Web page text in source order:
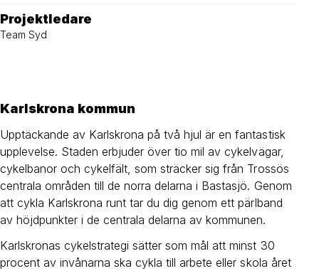
Projektledare
Team Syd
Karlskrona kommun
Upptäckande av Karlskrona på två hjul är en fantastisk
upplevelse. Staden erbjuder över tio mil av cykelvägar,
cykelbanor och cykelfält, som sträcker sig från Trossös
centrala områden till de norra delarna i Bastasjö. Genom
att cykla Karlskrona runt tar du dig genom ett pärlband
av höjdpunkter i de centrala delarna av kommunen.
Karlskronas cykelstrategi sätter som mål att minst 30
procent av invånarna ska cykla till arbete eller skola året